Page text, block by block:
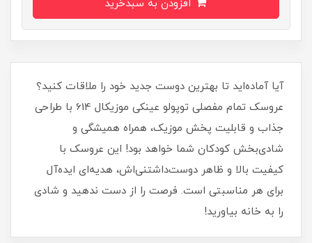
آیا آماده‌اید تا بهترین دوست جدید خود را ملاقات کنید؟
عروسک تمام مفصلی توپولو عینکی موزیکال 614 با طراحی
جذاب و قابلیت پخش موزیک، همراه همیشگی و
شادی‌بخش کودکان شما خواهد بود! این عروسک با
کیفیت بالا و ظاهر دوست‌داشتنی‌اش، هدیه‌ای ایده‌آل
برای هر مناسبتی است. فرصت را از دست ندهید و شادی
را به خانه بیاورید!